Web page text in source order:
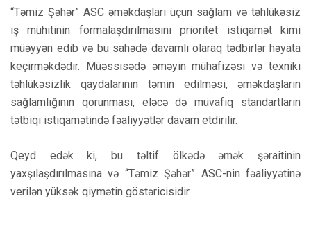
“Təmiz Şəhər” ASC əməkdaşları üçün sağlam və təhlükəsiz
iş mühitinin formalaşdırılmasını prioritet istiqamət kimi
müəyyən edib və bu sahədə davamlı olaraq tədbirlər həyata
keçirməkdədir. Müəssisədə əməyin mühafizəsi və texniki
təhlükəsizlik qaydalarının təmin edilməsi, əməkdaşların
sağlamlığının qorunması, eləcə də müvafiq standartların
tətbiqi istiqamətində fəaliyyətlər davam etdirilir.
Qeyd edək ki, bu təltif ölkədə əmək şəraitinin
yaxşılaşdırılmasına və “Təmiz Şəhər” ASC-nin fəaliyyətinə
verilən yüksək qiymətin göstəricisidir.